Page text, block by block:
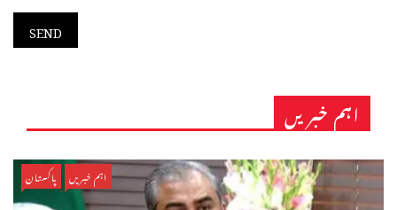
اہم خبریں
اہم خبریں پاکستان